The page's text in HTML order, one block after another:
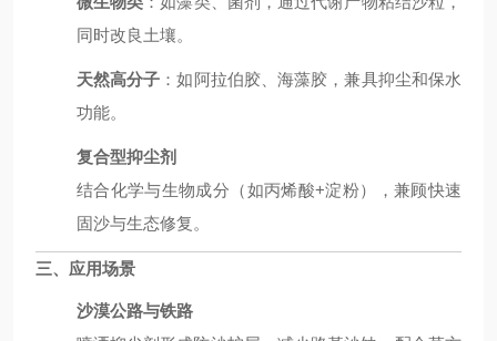
同时改良土壤。
天然高分子 ：如阿拉伯胶、海藻胶，兼具抑尘和保水
功能。
复合型抑尘剂
结合化学与生物成分（如丙烯酸+淀粉），兼顾快速
固沙与生态修复。
三、应用场景
沙漠公路与铁路